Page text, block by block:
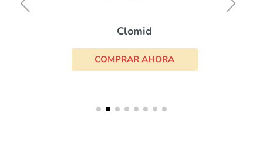
Clomid
COMPRAR AHORA